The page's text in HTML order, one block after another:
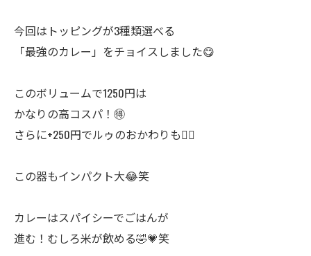
今回はトッピングが3種類選べる
「最強のカレー」をチョイスしました😋
このボリュームで1250円は
かなりの高コスパ！🉐
さらに+250円でルゥのおかわりも🙆‍♀️
この器もインパクト大😂笑
カレーはスパイシーでごはんが
進む！むしろ米が飲める🤣💗笑